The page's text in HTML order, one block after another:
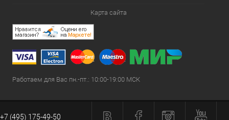
Карта сайта
Работаем для Вас пн.-пт.: 10:00-19:00 МСК
+7 (495) 175-49-50